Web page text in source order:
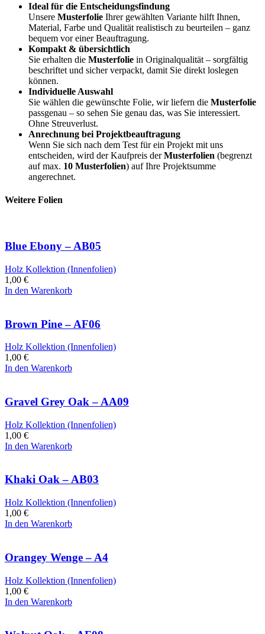
Ideal für die Entscheidungsfindung
Unsere Musterfolie Ihrer gewählten Variante hilft Ihnen,
Material, Farbe und Qualität realistisch zu beurteilen – ganz
bequem vor einer Beauftragung.
Kompakt & übersichtlich
Sie erhalten die Musterfolie in Originalqualität – sorgfältig
beschriftet und sicher verpackt, damit Sie direkt loslegen
können.
Individuelle Auswahl
Sie wählen die gewünschte Folie, wir liefern die Musterfolie
passgenau – so sehen Sie genau das, was Sie interessiert.
Ohne Streuverlust.
Anrechnung bei Projektbeauftragung
Wenn Sie sich nach dem Test für ein Projekt mit uns
entscheiden, wird der Kaufpreis derMusterfolien (begrenzt
auf max. 10 Musterfolien) auf Ihre Projektsumme
angerechnet.
Weitere Folien
Blue Ebony – AB05
Holz Kollektion (Innenfolien)
1,00 €
In den Warenkorb
Brown Pine – AF06
Holz Kollektion (Innenfolien)
1,00 €
In den Warenkorb
Gravel Grey Oak – AA09
Holz Kollektion (Innenfolien)
1,00 €
In den Warenkorb
Khaki Oak – AB03
Holz Kollektion (Innenfolien)
1,00 €
In den Warenkorb
Orangey Wenge – A4
Holz Kollektion (Innenfolien)
1,00 €
In den Warenkorb